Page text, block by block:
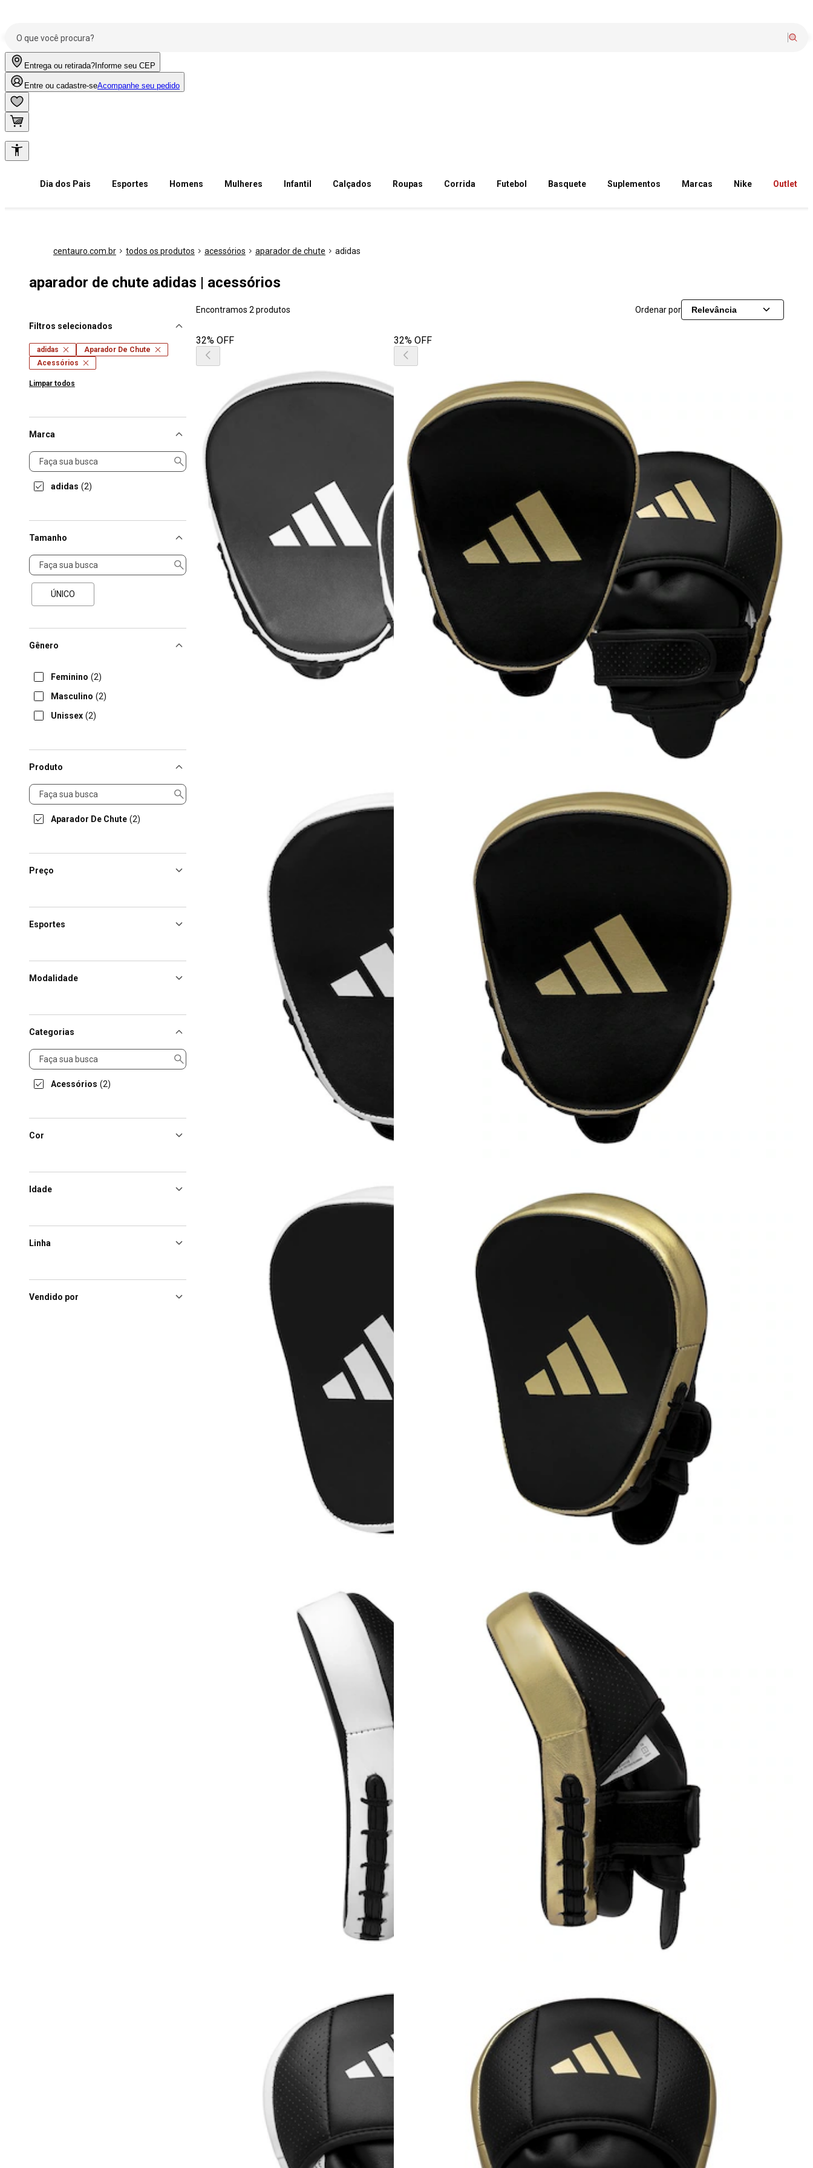
Entrega ou retirada? Informe seu CEP
Entre ou cadastre-seAcompanhe seu pedido
Dia dos Pais Esportes Homens Mulheres Infantil Calçados Roupas Corrida Futebol Basquete Suplementos Marcas Nike Outlet
centauro.com.br todos os produtos acessórios aparador de chute adidas
aparador de chute adidas | acessórios
Filtros selecionados
adidas
Aparador De Chute
Acessórios
Limpar todos
Marca
Marca
adidas (2)
Tamanho
Tamanho
ÚNICO
Gênero
Feminino (2)
Masculino (2)
Unissex (2)
Produto
Produto
Aparador De Chute (2)
Preço
Esportes
Modalidade
Categorias
Categorias
Acessórios (2)
Cor
Idade
Linha
Vendido por
Encontramos 2 produtos Ordenar por Relevância
32% OFF 32% OFF